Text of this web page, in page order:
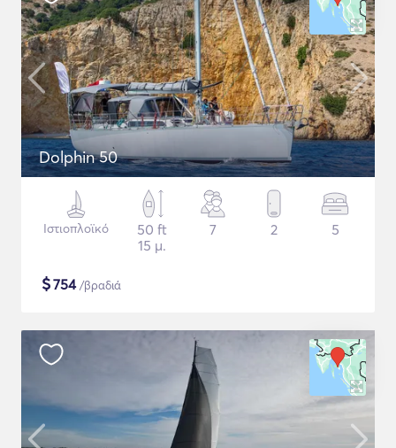
Dolphin 50
Ιστιοπλοϊκό
50 ft
15 μ.
7 2 5
$754/βραδιά